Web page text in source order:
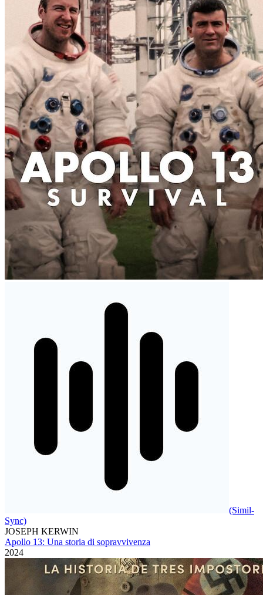
(Simil-
Sync)
JOSEPH KERWIN
Apollo 13: Una storia di sopravvivenza
2024